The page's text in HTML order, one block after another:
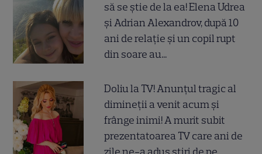
să se știe de la ea! Elena Udrea
și Adrian Alexandrov, după 10
ani de relație și un copil rupt
din soare au...
Doliu la TV! Anunțul tragic al
dimineții a venit acum și
frânge inimi! A murit subit
prezentatoarea TV care ani de